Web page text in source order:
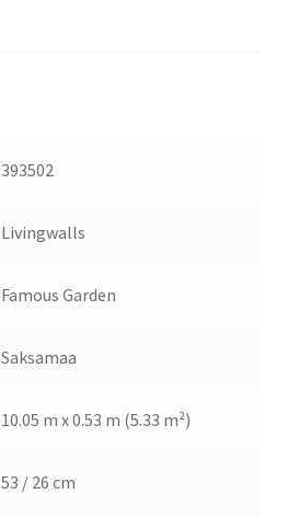
393502
Livingwalls
Famous Garden
Saksamaa
10.05 m x 0.53 m (5.33 m²)
53 / 26 cm